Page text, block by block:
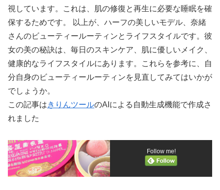
視しています。これは、肌の修復と再生に必要な睡眠を確
保するためです。 以上が、ハーフの美しいモデル、奈緒
さんのビューティールーティンとライフスタイルです。彼
女の美の秘訣は、毎日のスキンケア、肌に優しいメイク、
健康的なライフスタイルにあります。これらを参考に、自
分自身のビューティールーティンを見直してみてはいかが
でしょうか。
この記事はきりんツールのAIによる自動生成機能で作成さ
れました
Follow me!